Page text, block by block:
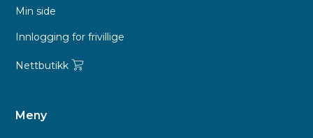
Min side
Innlogging for frivillige
Nettbutikk
Meny